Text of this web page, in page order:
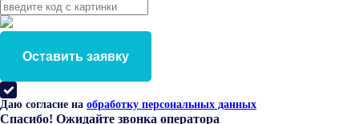
Оставить заявку
Даю согласие на обработку персональных данных
Спасибо! Ожидайте звонка оператора